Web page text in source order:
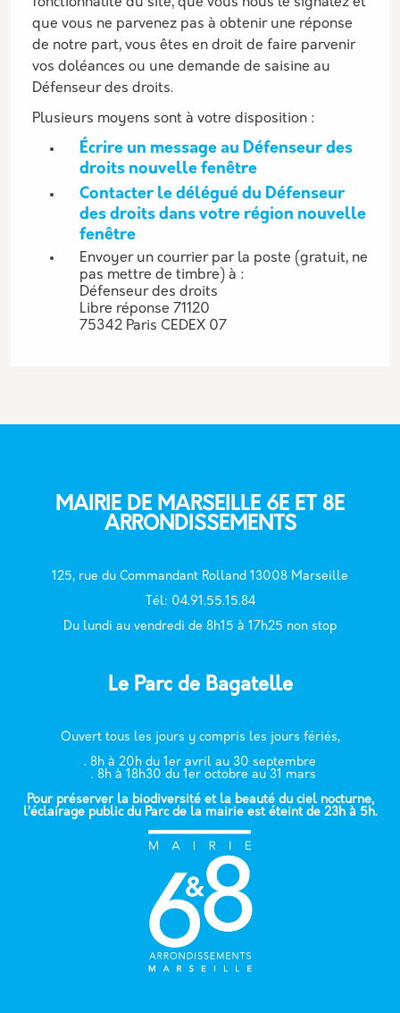
que vous ne parvenez pas à obtenir une réponse
de notre part, vous êtes en droit de faire parvenir
vos doléances ou une demande de saisine au
Défenseur des droits.
Plusieurs moyens sont à votre disposition :
Écrire un message au Défenseur des
droits nouvelle fenêtre
Contacter le délégué du Défenseur
des droits dans votre région nouvelle
fenêtre
Envoyer un courrier par la poste (gratuit, ne
pas mettre de timbre) à :
Défenseur des droits
Libre réponse 71120
75342 Paris CEDEX 07
MAIRIE DE MARSEILLE 6E ET 8E
ARRONDISSEMENTS
125, rue du Commandant Rolland 13008 Marseille
T él: 04.91.55.15.84
Du lundi au vendredi de 8h15 à 17h25 non stop
Le Parc de Bagatelle
Ouvert tous les jours y compris les jours fériés,
. 8h à 20h du 1er avril au 30 septembre
. 8h à 18h30 du 1er octobre au 31 mars
Pour préserver la biodiversité et la beauté du ciel nocturne,
l’éclairage public du Parc de la mairie est éteint de 23h à 5h.